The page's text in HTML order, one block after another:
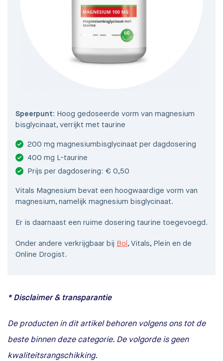
Speerpunt: Hoog gedoseerde vorm van magnesium
bisglycinaat, verrijkt met taurine
200 mg magnesiumbisglycinaat per dagdosering
400 mg L-taurine
Prijs per dagdosering: € 0,50
Vitals Magnesium bevat een hoogwaardige vorm van
magnesium, namelijk magnesium bisglycinaat.
Er is daarnaast een ruime dosering taurine toegevoegd.
Onder andere verkrijgbaar bij Bol , Vitals, Plein en de
Online Drogist.
* Disclaimer & transparantie
De producten in dit artikel behoren volgens ons tot de
beste binnen deze categorie. De volgorde is geen
kwaliteitsrangschikking.